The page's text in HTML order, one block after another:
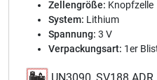
Zellengröße: Knopfzelle
System: Lithium
Spannung: 3 V
Verpackungsart: 1er